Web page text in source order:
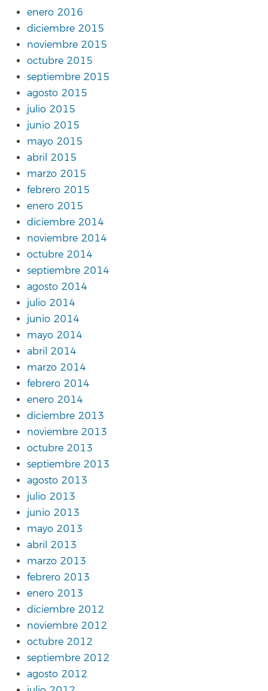
enero 2016
diciembre 2015
noviembre 2015
octubre 2015
septiembre 2015
agosto 2015
julio 2015
junio 2015
mayo 2015
abril 2015
marzo 2015
febrero 2015
enero 2015
diciembre 2014
noviembre 2014
octubre 2014
septiembre 2014
agosto 2014
julio 2014
junio 2014
mayo 2014
abril 2014
marzo 2014
febrero 2014
enero 2014
diciembre 2013
noviembre 2013
octubre 2013
septiembre 2013
agosto 2013
julio 2013
junio 2013
mayo 2013
abril 2013
marzo 2013
febrero 2013
enero 2013
diciembre 2012
noviembre 2012
octubre 2012
septiembre 2012
agosto 2012